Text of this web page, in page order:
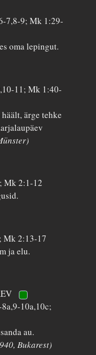
7,8-9; Mk 1:29-
oma lepingut.
11; Mk 1:40-
ärge tehke
Mk 2:1-12
Mk 2:13-17
ja elu.
10a,10c;
au.
Bukarest)